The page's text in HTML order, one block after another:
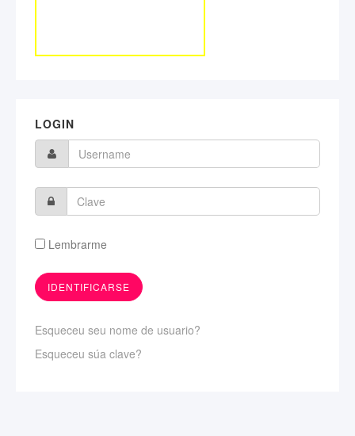
LOGIN
Lembrarme
Esqueceu seu nome de usuario?
Esqueceu súa clave?